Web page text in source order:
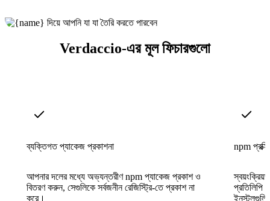
Verdaccio-এর মূল ফিচারগুলো
ব্যক্তিগত প্যাকেজ প্রকাশনা
আপনার দলের মধ্যে অভ্যন্তরীণ npm প্যাকেজ প্রকাশ ও
বিতরণ করুন, সেগুলিকে সর্বজনীন রেজিস্ট্রি-তে প্রকাশ না
করে।
npm
প্রতিলিপি
ইনস্টলগুলি